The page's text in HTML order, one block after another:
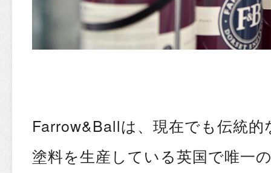
Farrow&Ballは、現在でも伝統
塗料を生産している英国で唯一